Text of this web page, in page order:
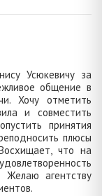
Усюкевичу за
общение в
Хочу отметить
и совместить
принятия
плюсы
что на
агентству